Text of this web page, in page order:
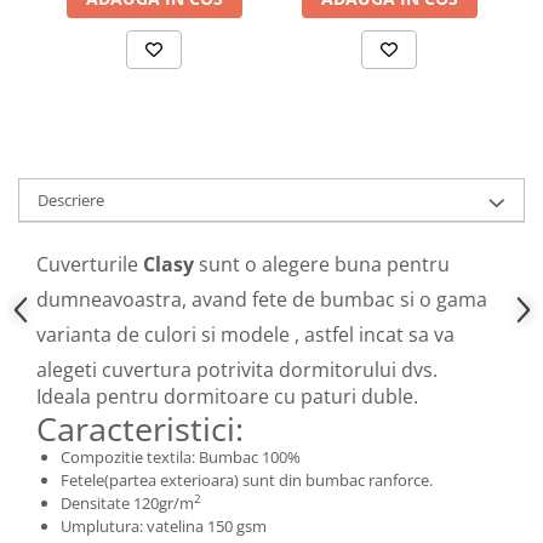
Descriere
Cuverturile Clasy sunt o alegere buna pentru
dumneavoastra, avand fete de bumbac si o gama
varianta de culori si modele , astfel incat sa va
alegeti cuvertura potrivita dormitorului dvs.
Ideala pentru dormitoare cu paturi duble.
Caracteristici:
Compozitie textila: Bumbac 100%
Fetele(partea exterioara) sunt din bumbac ranforce.
Densitate 120gr/m2
Umplutura: vatelina 150 gsm